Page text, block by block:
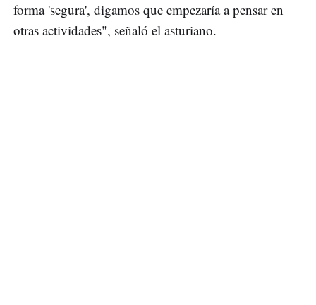
forma 'segura', digamos que empezaría a pensar en
otras actividades", señaló el asturiano.